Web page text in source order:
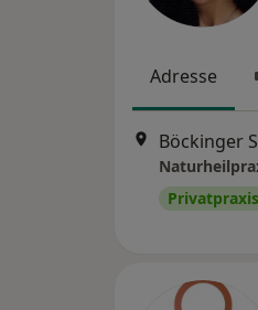
Adresse
Böckinger
Privatpraxis